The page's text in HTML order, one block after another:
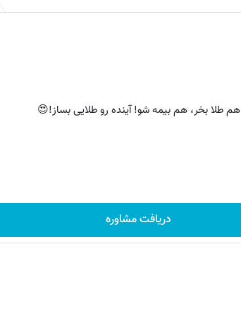
هم طلا بخر، هم بیمه شو! آینده‌ رو طلایی بساز!😍
دریافت مشاوره